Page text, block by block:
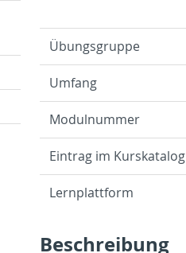
Übungs­gruppe
Um­fang
Mod­ul­num­mer
Ein­trag im Kurskat­a­log
Lern­plat­tform
Beschrei­bung